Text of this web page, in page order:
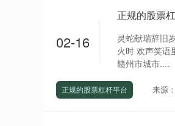
02-16
正规的股票
灵蛇献瑞辞旧
火时 欢声笑语
赣州市城市....
正规的股票杠杆平台 来源